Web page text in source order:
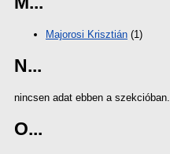
Majorosi Krisztián (1)
N...
nincsen adat ebben a szekcióban.
O...